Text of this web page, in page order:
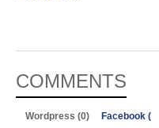
COMMENTS
Wordpress (0) Facebook (